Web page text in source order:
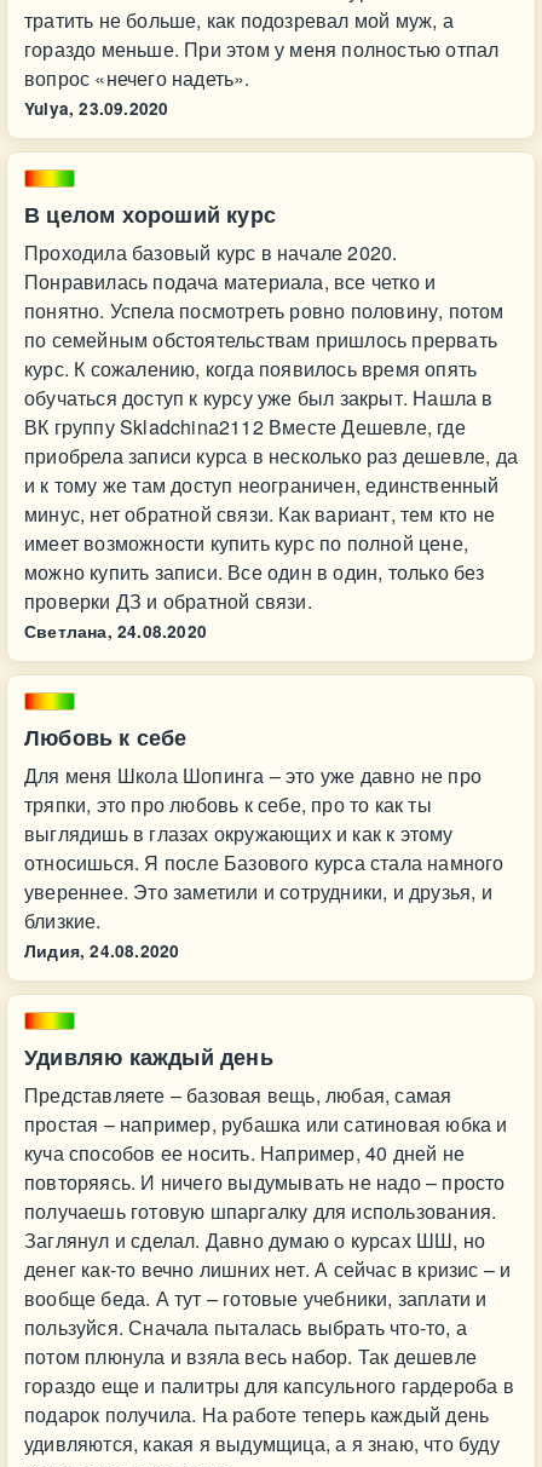
тратить не больше, как подозревал мой муж, а
гораздо меньше. При этом у меня полностью отпал
вопрос «нечего надеть».
Yulya, 23.09.2020
В целом хороший курс
Проходила базовый курс в начале 2020.
Понравилась подача материала, все четко и
понятно. Успела посмотреть ровно половину, потом
по семейным обстоятельствам пришлось прервать
курс. К сожалению, когда появилось время опять
обучаться доступ к курсу уже был закрыт. Нашла в
ВК группу Skladchina2112 Вместе Дешевле, где
приобрела записи курса в несколько раз дешевле, да
и к тому же там доступ неограничен, единственный
минус, нет обратной связи. Как вариант, тем кто не
имеет возможности купить курс по полной цене,
можно купить записи. Все один в один, только без
проверки ДЗ и обратной связи.
Светлана, 24.08.2020
Любовь к себе
Для меня Школа Шопинга – это уже давно не про
тряпки, это про любовь к себе, про то как ты
выглядишь в глазах окружающих и как к этому
относишься. Я после Базового курса стала намного
увереннее. Это заметили и сотрудники, и друзья, и
близкие.
Лидия, 24.08.2020
Удивляю каждый день
Представляете – базовая вещь, любая, самая
простая – например, рубашка или сатиновая юбка и
куча способов ее носить. Например, 40 дней не
повторяясь. И ничего выдумывать не надо – просто
получаешь готовую шпаргалку для использования.
Заглянул и сделал. Давно думаю о курсах ШШ, но
денег как-то вечно лишних нет. А сейчас в кризис – и
вообще беда. А тут – готовые учебники, заплати и
пользуйся. Сначала пыталась выбрать что-то, а
потом плюнула и взяла весь набор. Так дешевле
гораздо еще и палитры для капсульного гардероба в
подарок получила. На работе теперь каждый день
удивляются, какая я выдумщица, а я знаю, что буду